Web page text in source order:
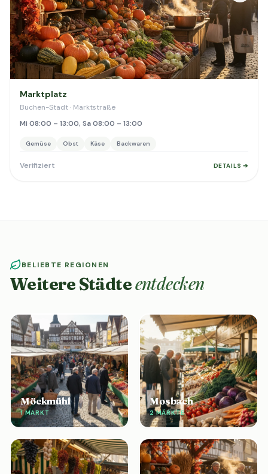
Marktplatz
Buchen-Stadt · Marktstraße
Mi 08:00 – 13:00, Sa 08:00 – 13:00
Gemüse Obst Käse Backwaren
Verifiziert DETAILS ➔
BELIEBTE REGIONEN
Weitere Städteentdecken
Möckmühl
1 MARKT
Mosbach
2 MÄRKTE